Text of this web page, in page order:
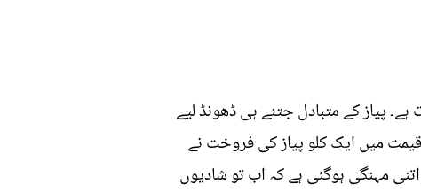
پیاز کے متبادل جتنے ہی ڈھونڈ لیے
کیا جا سکتا۔ ملک بھر میں 238 روپے سے زائد کی قیمت میں ایک کلو پیاز کی فروخت نے
مہنگی ہوگئی ہے کہ اب تو شادیوں